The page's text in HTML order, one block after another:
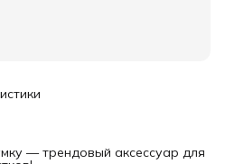
— трендовый аксессуар для